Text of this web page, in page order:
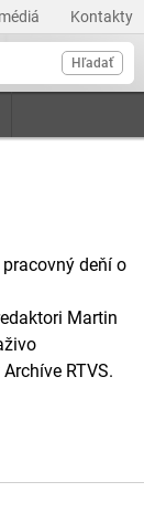
Kontakty
Hľadať
deňí o
Martin
RTVS.